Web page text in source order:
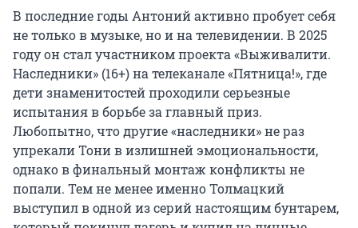
В последние годы Антоний активно пробует себя
не только в музыке, но и на телевидении. В 2025
году он стал участником проекта «Выживалити.
Наследники» (16+) на телеканале «Пятница!», где
дети знаменитостей проходили серьезные
испытания в борьбе за главный приз.
Любопытно, что другие «наследники» не раз
упрекали Тони в излишней эмоциональности,
однако в финальный монтаж конфликты не
попали. Тем не менее именно Толмацкий
выступил в одной из серий настоящим бунтарем,